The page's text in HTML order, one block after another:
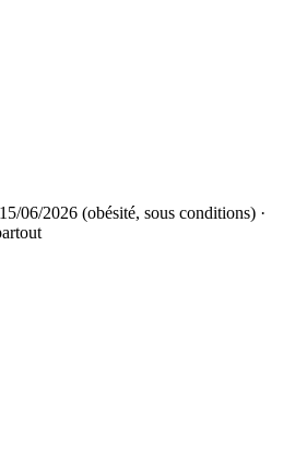
06/2026 (obésité, sous conditions) ·